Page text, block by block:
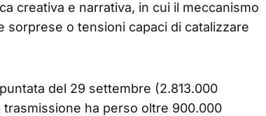
creativa e narrativa, in cui il meccanismo
sorprese o tensioni capaci di catalizzare
del 29 settembre (2.813.000
ha perso oltre 900.000